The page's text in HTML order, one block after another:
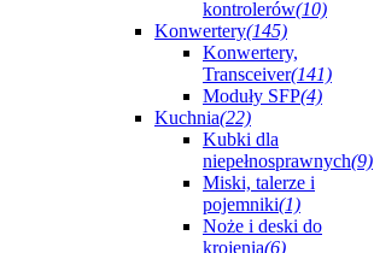
kontrolerów(10)
Konwertery(145)
Konwertery,
Transceiver(141)
Moduły SFP(4)
Kuchnia(22)
Kubki dla
niepełnosprawnych(9)
Miski, talerze i
pojemniki(1)
Noże i deski do
krojenia(6)